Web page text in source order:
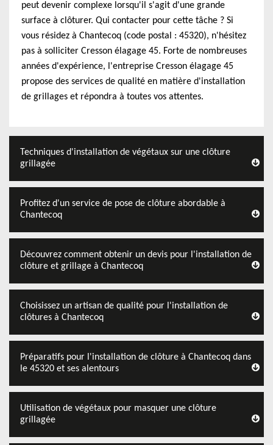
peut devenir complexe lorsqu'il s'agit d'une grande
surface à clôturer. Qui contacter pour cette tâche ? Si
vous résidez à Chantecoq (code postal : 45320), n'hésitez
pas à solliciter Cresson élagage 45. Forte de nombreuses
années d'expérience, l'entreprise Cresson élagage 45
propose des services de qualité en matière d'installation
de grillages et répondra à toutes vos attentes.
Techniques d'installation de végétaux sur une clôture
grillagée
Profitez d'un service de pose de clôture abordable à
Chantecoq
Découvrez comment obtenir un devis pour l'installation de
clôture et grillage à Chantecoq
Choisissez un artisan de qualité pour l'installation de
clôtures à Chantecoq
Préparatifs pour l'installation de clôture à Chantecoq dans
le 45320 et ses alentours
Utilisation de végétaux pour masquer une clôture
grillagée